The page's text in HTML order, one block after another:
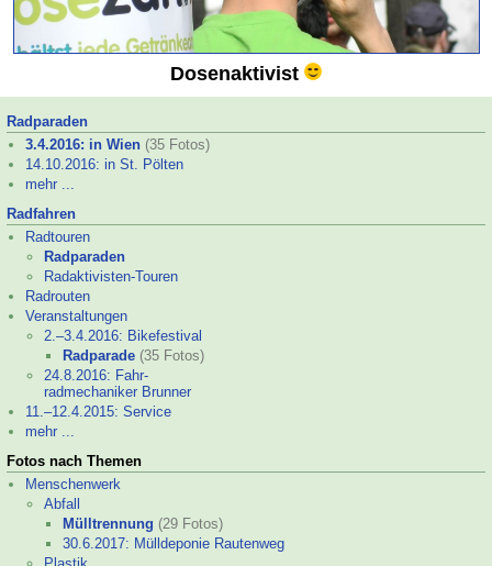
Dosenaktivist
Radparaden
3.4.2016: in Wien (35 Fotos)
14.10.2016: in St. Pölten
mehr ...
Radfahren
Radtouren
Radparaden
Radaktivisten-Touren
Radrouten
Veranstaltungen
2.–3.4.2016: Bikefestival
Radparade (35 Fotos)
24.8.2016: Fahr-
radmechaniker Brunner
11.–12.4.2015: Service
mehr ...
Fotos nach Themen
Menschenwerk
Abfall
Mülltrennung (29 Fotos)
30.6.2017: Mülldeponie Rautenweg